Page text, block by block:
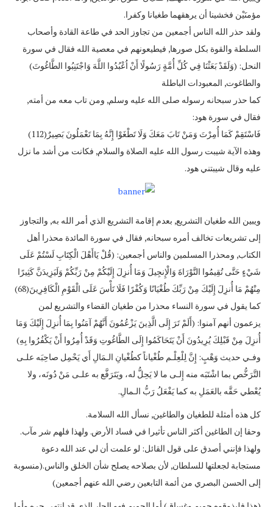
مؤمنَيْن فخشينا أن يرهقهما طغيانا وكفرا.
ولقد حذر الله الناس أجمعين من تجاوز الحد في طاعة القادة وأصحاب
السلطة والقوة بكل صورها, فيطيعونهم في معصية الله فقال في سورة
النحل: (وَلَقَدْ بَعَثْنَا فِي كُلِّ أُمَّةٍ رَسُولًا أَنْ اُعْبُدُوا اللَّهَ وَاجْتَنِبُوا الطَّاغُوتَ)
والطاغوت, المعبودات الباطلة
كما حذر سبحانه رسوله صلى الله عليه وسلم, ومن تاب معه من أمته,
فقال في سورة هود:
فَاسْتَقِمْ كَمَا أُمِرْتَ وَمَنْ تَابَ مَعَكَ وَلَا تَطْغَوْا إِنَّهُ بِمَا تَعْمَلُونَ بَصِيرٌ(112)
وهذه الآية شيبت رسول الله عليه الصلاة والسلام, فكانت من أشد ما نزل
عليه وقال شيبتني هود.
ويبين الله طغيان التشريع, بعدم إقامة التشريع الذي أمر الله به, والتجاوز
إلى تشريعات تخالف أمره سبحانه, فقال في سورة المائدة محذرا أهل
الكتاب, ومحذرا المسلمين والناس أجمعين: (قُلْ يَاأَهْلَ الْكِتَابِ لَسْتُمْ عَلَى
شَيْءٍ حَتَّى تُقِيمُوا التَّوْرَاةَ وَالْإِنجِيلَ وَمَا أُنزِلَ إِلَيْكُمْ مِنْ رَبِّكُمْ وَلَيَزِيدَنَّ كَثِيرًا
مِنْهُمْ مَا أُنزِلَ إِلَيْكَ مِنْ رَبِّكَ طُغْيَانًا وَكُفْرًا فَلَا تَأْسَ عَلَى الْقَوْمِ الْكَافِرِينَ(68)
كما يقول في سورة النساء محذرا من طغيان القضاء والتشريع لمن
يزعمون أنهم آمنوا: (أَلَمْ تَرَ إِلَى الَّذِينَ يَزْعُمُونَ أَنَّهُمْ آمَنُوا بِمَا أُنزِلَ إِلَيْكَ وَمَا
أُنزِلَ مِنْ قَبْلِكَ يُرِيدُونَ أَنْ يَتَحَاكَمُوا إِلَى الطَّاغُوتِ وَقَدْ أُمِرُوا أَنْ يَكْفُرُوا بِهِ)
وفـي حديث وَهْبٍ: إِنَّ لِلْعِلْـم طُغْياناً كطُغْيانِ الـمَالِ أَي يَحْمِل صاحِبَه علـى
التَّرَخُّص بما اشْتَبَه منه إِلـى ما لا يَحِلُّ له، ويَتَرَفَّع به علـى مَنْ دُونَه، ولا
يُعْطي حَقَّه بالعَمَلِ به كما يَفْعَلُ رَبُّ الـمالِ.
كل هذه أمثلة للطغيان والطاغين, نسأل الله السلامة.
وحقا إن الطاغين أكثر الناس تأثيرا في فساد الأرض. ولهذا فلهم شر مآب.
ولهذا فإنني أصدق على قول القائل: لو علمت أن لي عند الله دعوة
مستجابة لجعلتها للسلطان, لأن بصلاحه يصلح شأن الخلق والناس.(منسوبة
إلى الحسن البصري من أئمة التابعين رضي الله عنهم أجمعين)